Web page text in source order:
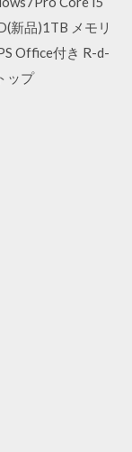
新品)1TB メモリ
Office付き R-d-
ップ